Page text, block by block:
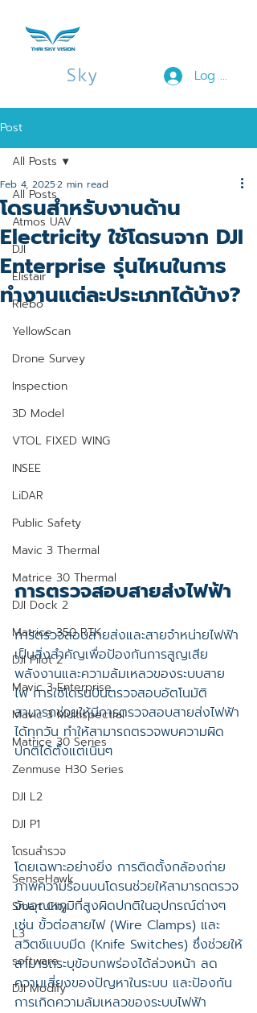
Log In
Sky
Post
All Posts
Atmos UAV
DJI
Elistair
Riebo
YellowScan
Drone Survey
Inspection
3D Model
VTOL FIXED WING
INSEE
LiDAR
Public Safety
Mavic 3 Thermal
Matrice 30 Thermal
DJI Dock 2
Matrice 350 RTK
DJI Pilot 2
Mavic 3 Enterprise
Mavic 3 Multispectral
Matrice 30 Series
Zenmuse H30 Series
DJI L2
DJI P1
โดรนสำรวจ
SenseHawk
Smart City
L3
software
DJI Modify
All Posts
โดรนสำหรับงานด้าน
Electricity ใช้โดรนจาก DJI
Enterprise รุ่นไหนในการ
ทำงานแต่ละประเภทได้บ้าง?
Feb 4, 20252 min read
การตรวจสอบสายส่งไฟฟ้า
การตรวจสอบสายส่งและสายจำหน่ายไฟฟ้า
เป็นสิ่งสำคัญเพื่อป้องกันการสูญเสีย
พลังงานและความล้มเหลวของระบบสาย
ไฟ การใช้โดรนบินตรวจสอบอัตโนมัติ
สามารถช่วยให้มีการตรวจสอบสายส่งไฟฟ้า
ได้ทุกวัน ทำให้สามารถตรวจพบความผิด
ปกติได้ตั้งแต่เนิ่นๆ
โดยเฉพาะอย่างยิ่ง การติดตั้งกล้องถ่าย
ภาพความร้อนบนโดรนช่วยให้สามารถตรวจ
จับอุณหภูมิที่สูงผิดปกติในอุปกรณ์ต่างๆ
เช่น ขั้วต่อสายไฟ (Wire Clamps) และ
สวิตช์แบบมีด (Knife Switches) ซึ่งช่วยให้
สามารถระบุข้อบกพร่องได้ล่วงหน้า ลด
ความเสี่ยงของปัญหาในระบบ และป้องกัน
การเกิดความล้มเหลวของระบบไฟฟ้า